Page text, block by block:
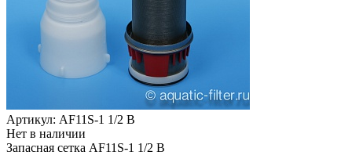
Артикул: AF11S-1 1/2 B
Нет в наличии
Запасная сетка AF11S-1 1/2 B